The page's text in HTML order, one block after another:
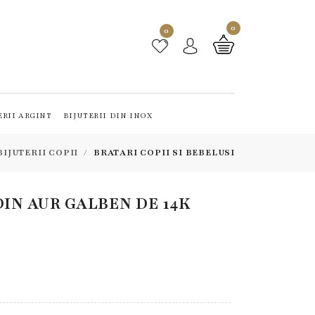
0 0
ARGINT BIJUTERII DIN INOX
COPII BRATARI COPII SI BEBELUSI
AUR GALBEN DE 14K